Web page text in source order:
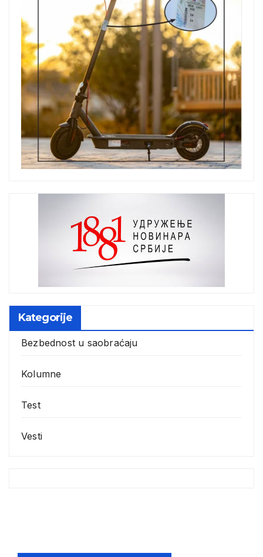
Kategorije
Bezbednost u saobraćaju
Kolumne
Test
Vesti